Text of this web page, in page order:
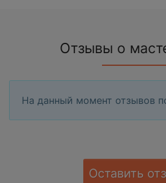
Отзывы о
На данный момент отзывов
Оставить